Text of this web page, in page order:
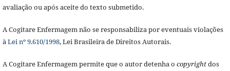
avaliação ou após aceite do texto submetido.
A Cogitare Enfermagem não se responsabiliza por eventuais violações
àLei nº 9.610/1998, Lei Brasileira de Direitos Autorais.
A Cogitare Enfermagem permite que o autor detenha o copyrightdos